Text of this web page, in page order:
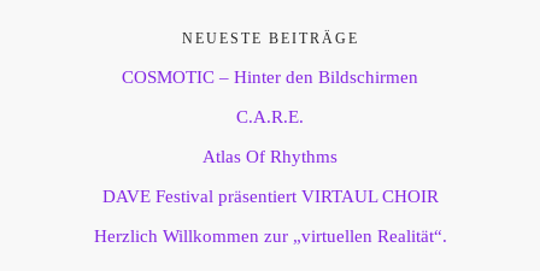
NEUESTE BEITRÄGE
COSMOTIC – Hinter den Bildschirmen
C.A.R.E.
Atlas Of Rhythms
DAVE Festival präsentiert VIRTAUL CHOIR
Herzlich Willkommen zur „virtuellen Realität“.